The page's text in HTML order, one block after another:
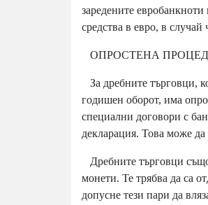
заредените
средства в евро, в случай
ОПРОСТЕНА
За дребните търговци,
годишен оборот, има
специални договори с
декларация. Това може
Дребните търговци
монети. Те трябва да са
допусне тези пари да